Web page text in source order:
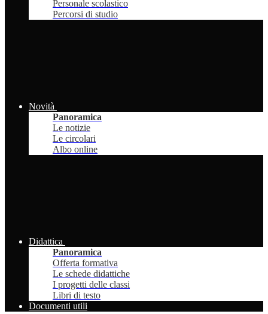
Personale scolastico
Percorsi di studio
Novità
Panoramica
Le notizie
Le circolari
Albo online
Didattica
Panoramica
Offerta formativa
Le schede didattiche
I progetti delle classi
Libri di testo
Documenti utili